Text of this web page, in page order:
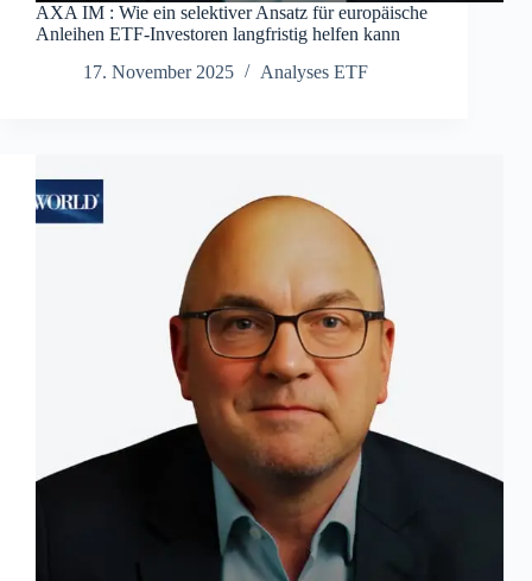
AXA IM : Wie ein selektiver Ansatz für europäische
Anleihen ETF-Investoren langfristig helfen kann
17. November 2025
Analyses ETF